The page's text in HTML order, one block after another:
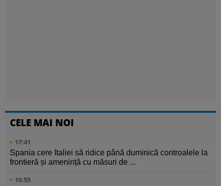
CELE MAI NOI
17:41
Spania cere Italiei să ridice până duminică controalele la
frontieră și amenință cu măsuri de ...
16:55